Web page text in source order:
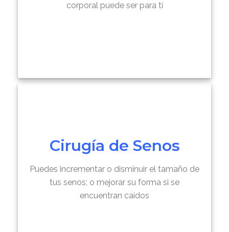
corporal puede ser para tí
Cirugía de Senos
Puedes incrementar o disminuir el tamaño de
tus senos; o mejorar su forma si se
encuentran caídos